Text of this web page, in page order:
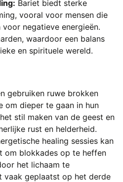
Bariet biedt sterke
vooral voor mensen die
negatieve energieën.
waardoor een balans
en spirituele wereld.
gebruiken ruwe brokken
om dieper te gaan in hun
stil maken van de geest en
rust en helderheid.
healing sessies kan
om blokkades op te heffen
het lichaam te
vaak geplaatst op het derde